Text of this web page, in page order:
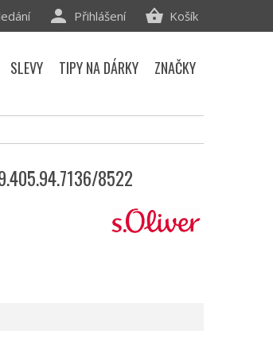
8522
Košík
Přihlášení
SLEVY TIPY NA DÁRKY ZNAČKY